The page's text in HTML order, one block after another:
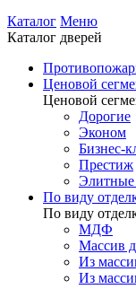
Каталог Меню
Каталог дверей
Ценовой
Ценовой
Дорогие
Эконом
Бизнес-
Престиж
Элитные
По виду
По виду
МДФ
Массив
Из
Из